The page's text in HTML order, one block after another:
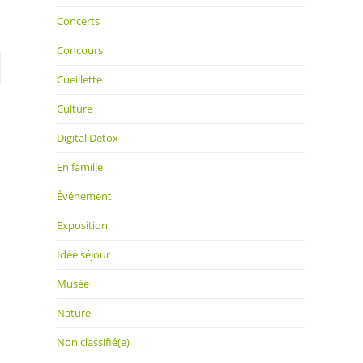
Concerts
Concours
Cueillette
Culture
Digital Detox
En famille
Événement
Exposition
Idée séjour
Musée
Nature
Non classifié(e)